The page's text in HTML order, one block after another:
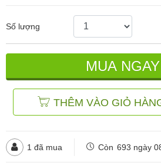
Số lượng
MUA NGAY
THÊM VÀO GIỎ
1 đã mua Còn 693 ngày